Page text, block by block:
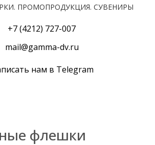
ПРОМОПРОДУКЦИЯ. СУВЕНИРЫ
+7 (4212) 727-007
mail@gamma-dv.ru
нам в Telegram
флешки